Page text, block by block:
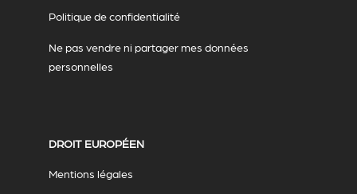
Politique de confidentialité
Ne pas vendre ni partager mes données
personnelles
DROIT EUROPÉEN
Mentions légales